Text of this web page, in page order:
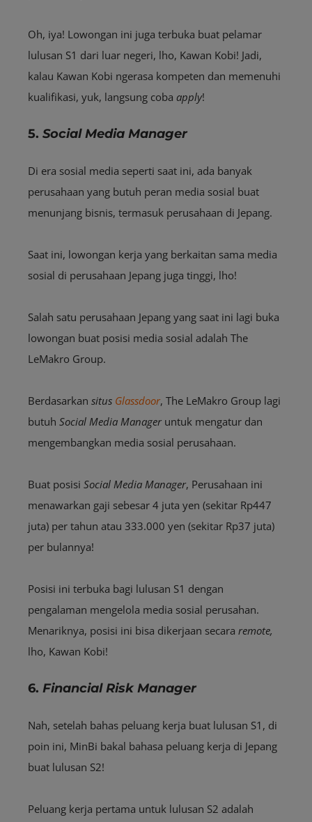
Oh, iya! Lowongan ini juga terbuka buat pelamar
lulusan S1 dari luar negeri, lho, Kawan Kobi! Jadi,
kalau Kawan Kobi ngerasa kompeten dan memenuhi
kualifikasi, yuk, langsung coba apply!
5. Social Media Manager
Di era sosial media seperti saat ini, ada banyak
perusahaan yang butuh peran media sosial buat
menunjang bisnis, termasuk perusahaan di Jepang.
Saat ini, lowongan kerja yang berkaitan sama media
sosial di perusahaan Jepang juga tinggi, lho!
Salah satu perusahaan Jepang yang saat ini lagi buka
lowongan buat posisi media sosial adalah The
LeMakro Group.
Berdasarkan situs Glassdoor, The LeMakro Group lagi
butuh Social Media Manageruntuk mengatur dan
mengembangkan media sosial perusahaan.
Buat posisi Social Media Manager, Perusahaan ini
menawarkan gaji sebesar 4 juta yen (sekitar Rp447
juta) per tahun atau 333.000 yen (sekitar Rp37 juta)
per bulannya!
Posisi ini terbuka bagi lulusan S1 dengan
pengalaman mengelola media sosial perusahan.
Menariknya, posisi ini bisa dikerjaan secara remote,
lho, Kawan Kobi!
6. Financial Risk Manager
Nah, setelah bahas peluang kerja buat lulusan S1, di
poin ini, MinBi bakal bahasa peluang kerja di Jepang
buat lulusan S2!
Peluang kerja pertama untuk lulusan S2 adalah